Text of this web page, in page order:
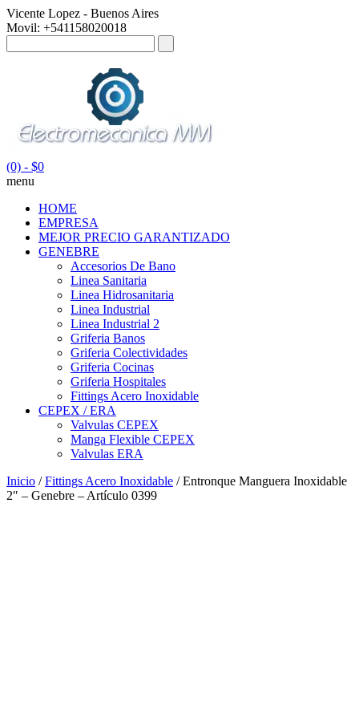
Vicente Lopez - Buenos Aires
Movil: +541158020018
(0) - $0
menu
HOME
EMPRESA
MEJOR PRECIO GARANTIZADO
GENEBRE
Accesorios De Bano
Linea Sanitaria
Linea Hidrosanitaria
Linea Industrial
Linea Industrial 2
Griferia Banos
Griferia Colectividades
Griferia Cocinas
Griferia Hospitales
Fittings Acero Inoxidable
CEPEX / ERA
Valvulas CEPEX
Manga Flexible CEPEX
Valvulas ERA
Inicio /Fittings Acero Inoxidable / Entronque Manguera Inoxidable
2″ – Genebre – Artículo 0399